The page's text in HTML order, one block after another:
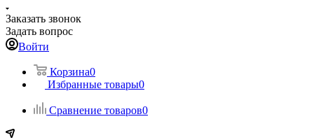
Заказать звонок
Задать вопрос
Войти
Корзина0
Избранные товары0
Сравнение товаров0